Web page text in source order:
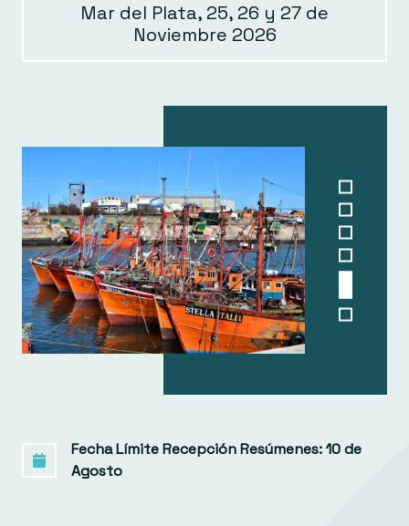
Mar del Plata, 25, 26 y 27 de
Noviembre 2026
Fecha Límite Recepción Resúmenes: 10 de
Agosto